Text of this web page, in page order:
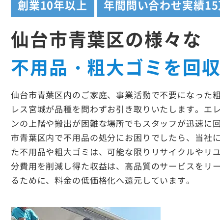
創業10年以上 年間問い合わせ実績
仙台市青葉区の様々な
不用品・粗大ゴミを回
仙台市青葉区内のご家庭、事業活動で不要になった
レス宮城が品種を問わずお引き取りいたします。エ
ンの上階や搬出が困難な場所でもスタッフが迅速に
市青葉区内で不用品の処分にお困りでしたら、当社
た不用品や粗大ゴミは、可能な限りリサイクルやリ
分費用を削減し得た収益は、高品質のサービスをリ
るために、料金の低価格化へ還元しています。